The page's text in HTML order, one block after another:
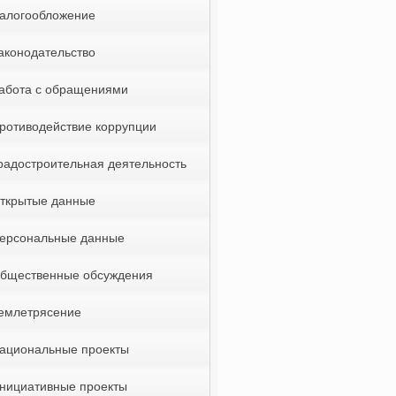
с обращениями
коррупции
деятельность
данные
данные
обсуждения
проекты
проекты